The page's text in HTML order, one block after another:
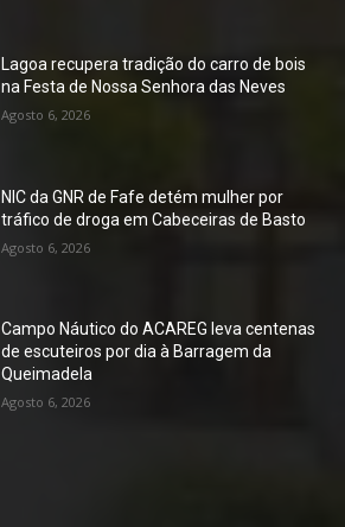
Lagoa recupera tradição do carro de bois
na Festa de Nossa Senhora das Neves
Agosto 6, 2026
NIC da GNR de Fafe detém mulher por
tráfico de droga em Cabeceiras de Basto
Agosto 6, 2026
Campo Náutico do ACAREG leva centenas
de escuteiros por dia à Barragem da
Queimadela
Agosto 6, 2026